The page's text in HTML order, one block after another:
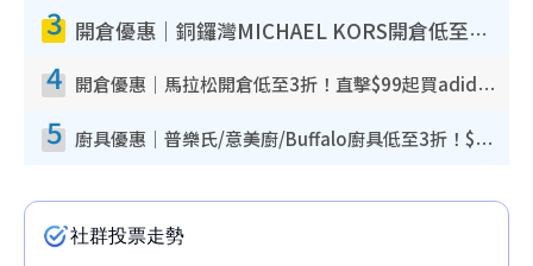
3 開倉優惠｜銅鑼灣MICHAEL KORS開倉低至17折！直擊$500起買手袋/銀包/鞋款 必買經典Jet Set系列
4 開倉優惠｜馬拉松開倉低至3折！直擊$99起買adidas／New Balance／Puma鞋款 STANLEY保溫杯劈價至$119起
5 廚具優惠｜普樂氏/意美廚/Buffalo廚具低至3折！$89起買煎鍋／炒鑊／個人鍋 同場小家電激減至$99起